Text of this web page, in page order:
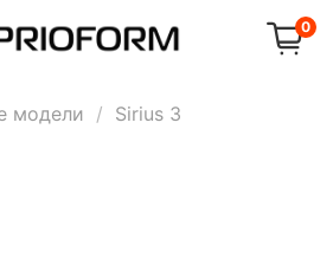
0
модели Sirius 3